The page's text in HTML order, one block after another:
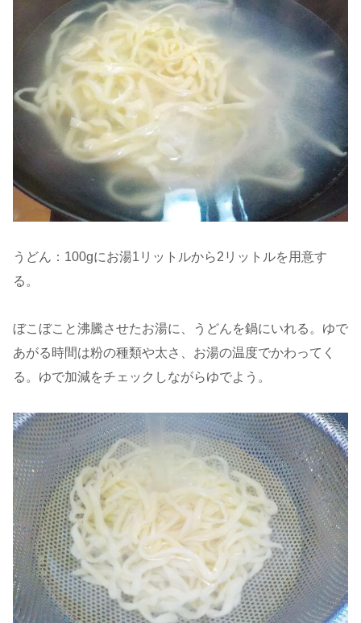
うどん：100gにお湯1リットルから2リットルを用意す
る。
ぼこぼこと沸騰させたお湯に、うどんを鍋にいれる。ゆで
あがる時間は粉の種類や太さ、お湯の温度でかわってく
る。ゆで加減をチェックしながらゆでよう。